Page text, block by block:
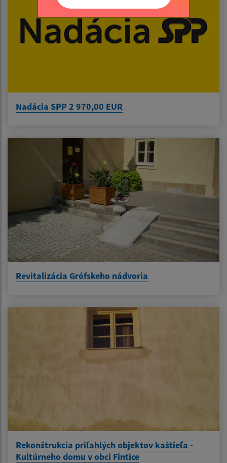
Nadácia SPP 2 970,00 EUR
Revitalizácia Grófskeho nádvoria
Rekonštrukcia priľahlých objektov kaštieľa -
Kultúrneho domu v obci Fintice